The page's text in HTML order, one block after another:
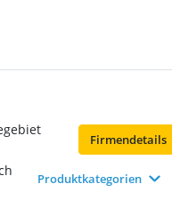
Firmendetails
Produktkategorien